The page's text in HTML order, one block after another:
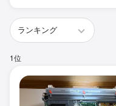
1位